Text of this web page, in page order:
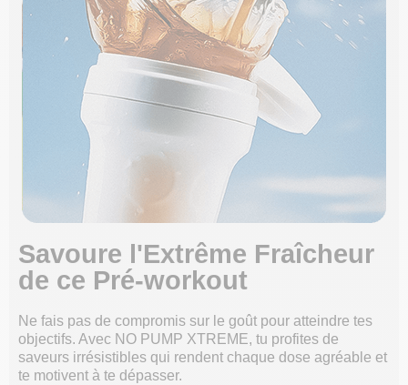
Savoure l'Extrême Fraîcheur
de ce Pré-workout
Ne fais pas de compromis sur le goût pour atteindre tes
objectifs. Avec NO PUMP XTREME, tu profites de
saveurs irrésistibles qui rendent chaque dose agréable et
te motivent à te dépasser.